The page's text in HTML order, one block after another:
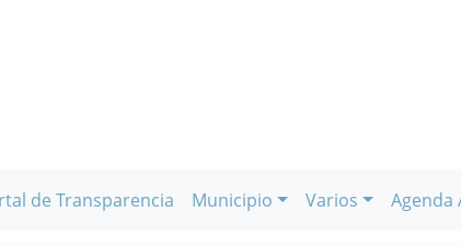
de Transparencia Municipio Varios Agenda